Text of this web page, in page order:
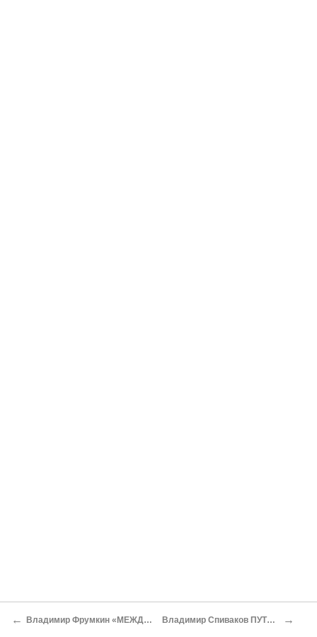
← Владимир Фрумкин «МЕЖДУ СЧАСТЬЕМ И БЕДОЙ…» Владимир Спиваков ПУТЕШЕСТВИЕ ДИЛЕТАНТА →